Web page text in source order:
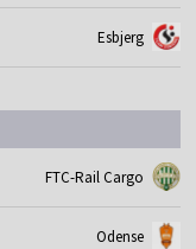
Esbjerg
FTC-Rail Cargo
Odense